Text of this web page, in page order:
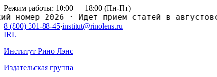
Режим работы: 10:00 — 18:00 (Пн-Пт)
2026·Идёт приём статей в
8 (800) 301-88-45·institut@rinolens.ru
IRL
Институт Рино Лэнс
Издательская группа